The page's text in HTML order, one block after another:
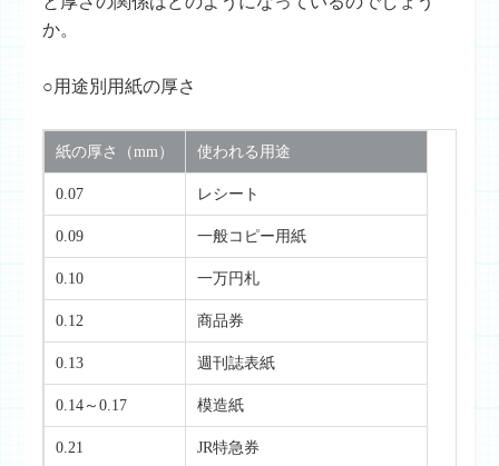
か。
○用途別用紙の厚さ
紙の厚さ（mm） 使われる用途
0.07 レシート
0.09 一般コピー用紙
0.10 一万円札
0.12 商品券
0.13 週刊誌表紙
0.14～0.17 模造紙
0.21 JR特急券